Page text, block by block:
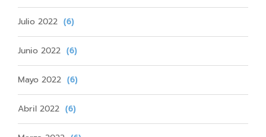
Julio 2022 (6)
Junio 2022 (6)
Mayo 2022 (6)
Abril 2022 (6)